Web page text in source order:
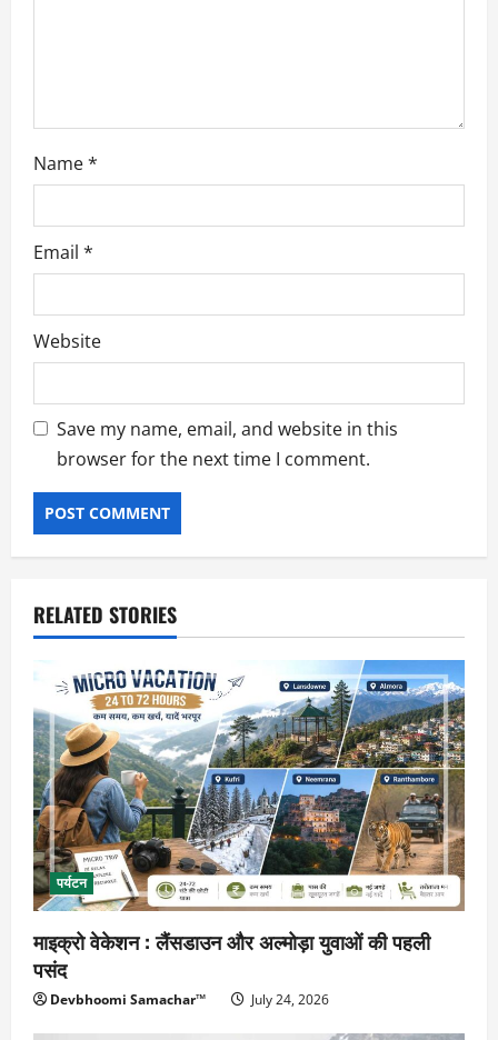
Name*
Email *
Website
Save my name, email, and website in this
browser for the next time I comment.
RELATED STORIES
पर्यटन
माइक्रो वेकेशन : लैंसडाउन और अल्मोड़ा युवाओं की पहली
पसंद
Devbhoomi Samachar™ July 24, 2026